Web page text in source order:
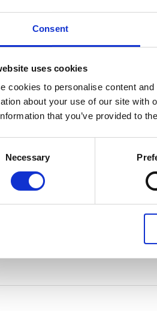
Consent
uses cookies
cookies to personalise content
about your use of our site with
that you’ve provided to
Necessary
engage et doit être